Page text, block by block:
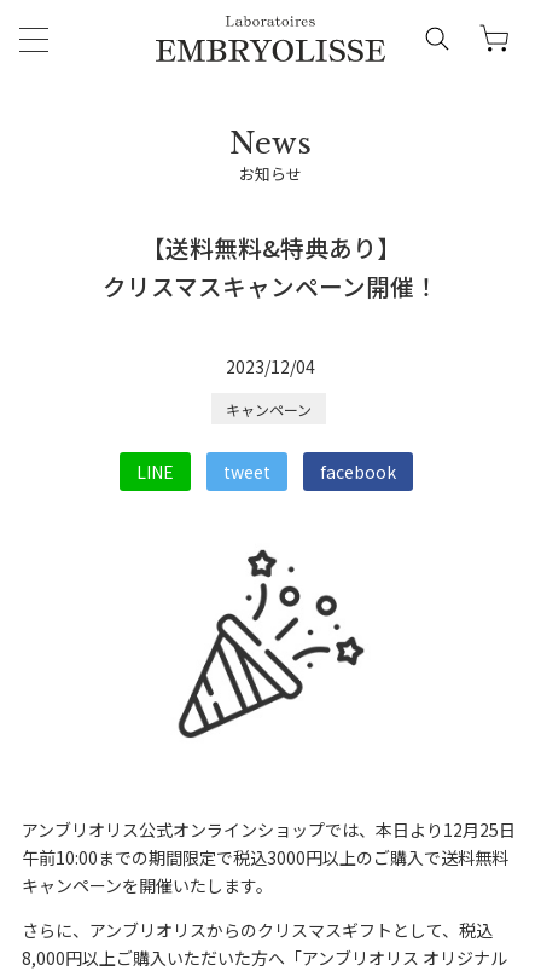
お知らせ
【送料無料&特典あり】
クリスマスキャンペーン開催！
2023/12/04
キャンペーン
LINE tweet facebook
アンブリオリス公式オンラインショップでは、本日より12月25日
午前10:00までの期間限定で税込3000円以上のご購入で送料無料
キャンペーンを開催いたします。
さらに、アンブリオリスからのクリスマスギフトとして、税込
8,000円以上ご購入いただいた方へ「アンブリオリス オリジナル